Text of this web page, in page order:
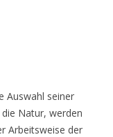
Auswahl seiner
Natur, werden
Arbeitsweise der